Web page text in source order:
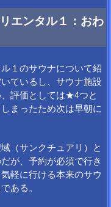
エンタル１：おわ
１のサウナについて紹
ているし、サウナ施設
評価としては★4つと
まったため次は早朝に
（サンクチュアリ）と
が、予約が必須で行き
軽に行ける本来のサウ
ある。